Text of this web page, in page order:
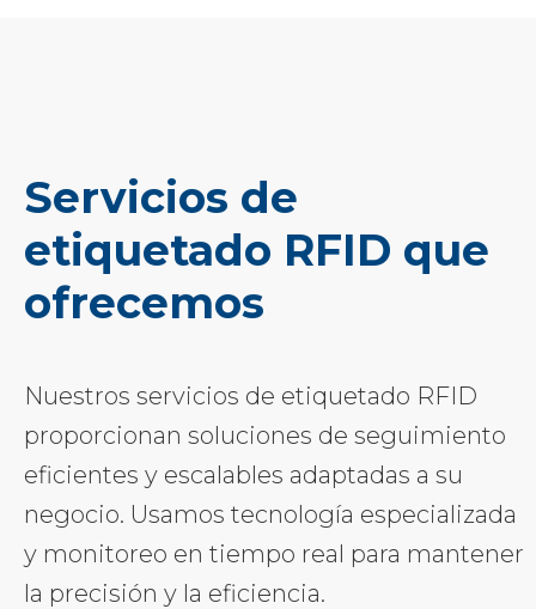
Servicios de
etiquetado RFID que
ofrecemos
Nuestros servicios de etiquetado RFID
proporcionan soluciones de seguimiento
eficientes y escalables adaptadas a su
negocio. Usamos tecnología especializada
y monitoreo en tiempo real para mantener
la precisión y la eficiencia.